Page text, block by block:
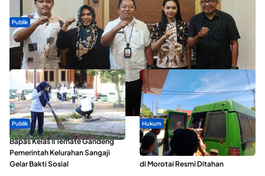
Publik
Dua Talenta Muda Ternate Wakili Maluku Utara di Gita Bahana
Nusantara 2026
Publik
Bapas Kelas II Ternate Gandeng
Pemerintah Kelurahan Sangaji
Gelar Bakti Sosial
Hukum
Oknum ASN yang Diduga Lakukan
Pelecehan Terhadap 5 Siswa SMA
di Morotai Resmi Ditahan